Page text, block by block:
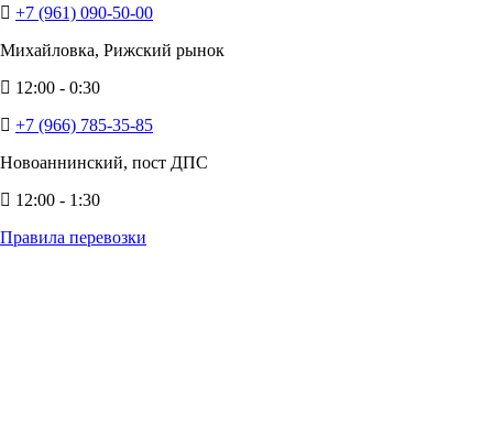
+7 (961) 090-50-00
Михайловка, Рижский рынок
12:00 - 0:30
+7 (966) 785-35-85
Новоаннинский, пост ДПС
12:00 - 1:30
Правила перевозки